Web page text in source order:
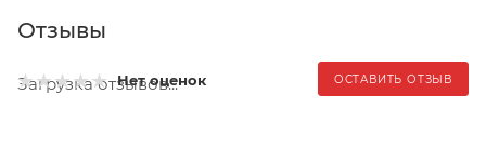
Отзывы
Нет оценок ОСТАВИТЬ ОТЗЫВ
Загрузка отзывов...